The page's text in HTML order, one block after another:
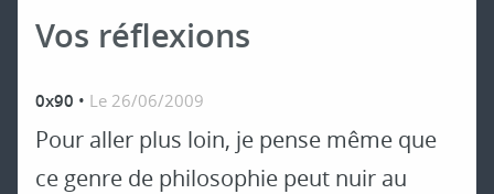
Vos réflexions
0x90 • Le 26/06/2009
Pour aller plus loin, je pense même que
ce genre de philosophie peut nuir au